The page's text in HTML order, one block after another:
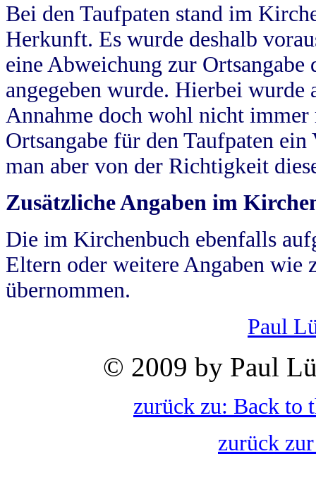
Bei den Taufpaten stand im
Herkunft. Es wurde deshalb
eine Abweichung zur
angegeben wurde. Hierbei wurde
Annahme doch wohl nicht
Ortsangabe für den Taufpaten
man aber von der Richtigkeit
Zusätzliche Angaben im
Die im Kirchenbuch ebenfalls
Eltern oder weitere Angaben wie
übernommen.
Paul
© 2009 by Paul
zurück zu: Back to
zurück